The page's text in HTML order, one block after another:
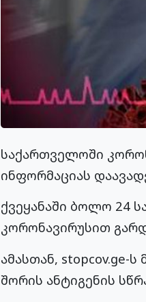
საქართველოში
ინფორმაციას
ქვეყანაში ბოლო 24
კორონავირუსით
ამასთან, stopcov.ge-
შორის ანტიგენის